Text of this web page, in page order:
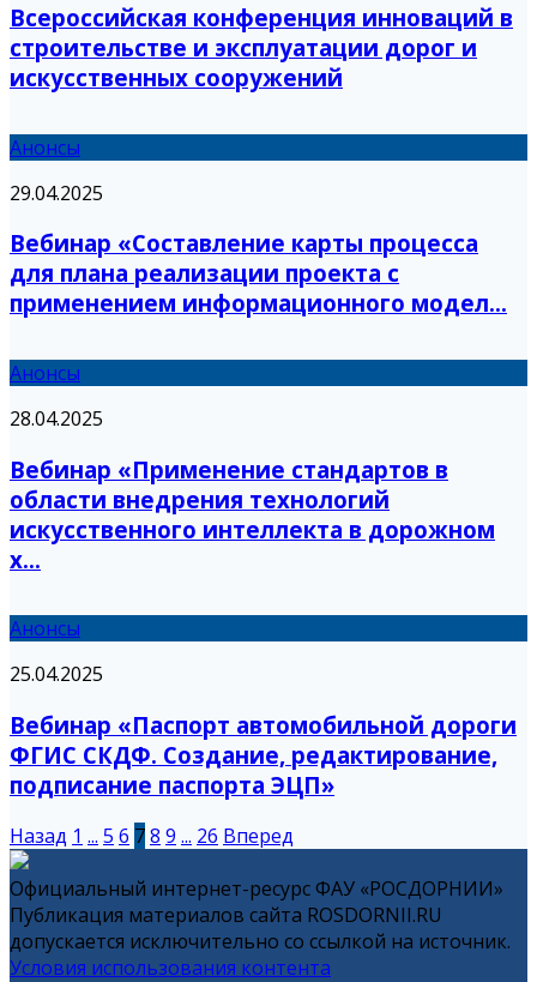
Всероссийская конференция инноваций в
строительстве и эксплуатации дорог и
искусственных сооружений
Анонсы
29.04.2025
Вебинар «Составление карты процесса
для плана реализации проекта с
применением информационного модел...
Анонсы
28.04.2025
Вебинар «Применение стандартов в
области внедрения технологий
искусственного интеллекта в дорожном
х...
Анонсы
25.04.2025
Вебинар «Паспорт автомобильной дороги
ФГИС СКДФ. Создание, редактирование,
подписание паспорта ЭЦП»
Назад 1 ... 5 6 78 9 ... 26 Вперед
Официальный интернет-ресурс ФАУ «РОСДОРНИИ»
Публикация материалов сайта ROSDORNII.RU
допускается исключительно со ссылкой на источник.
Условия использования контента